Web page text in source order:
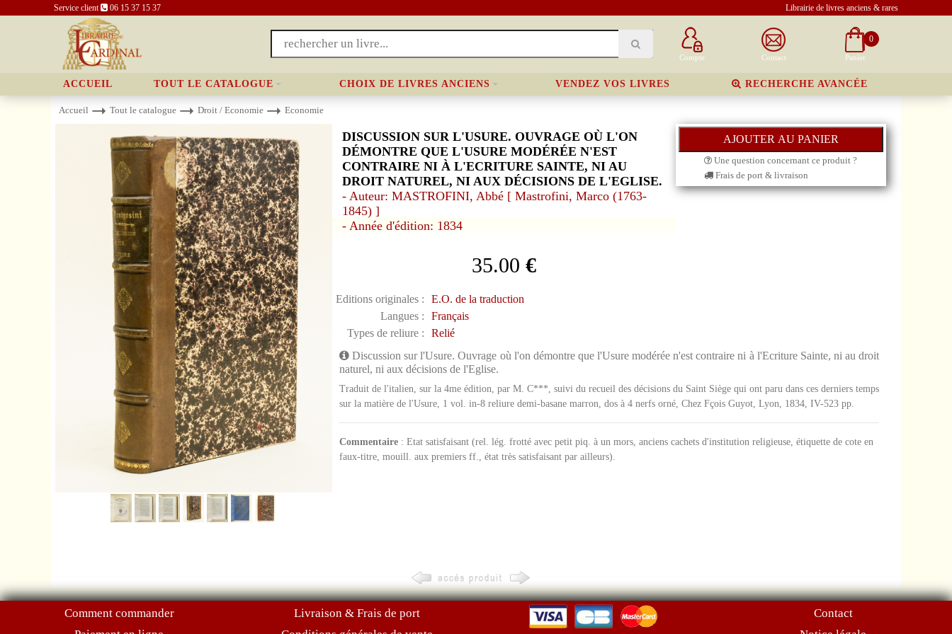
Service client 06 15 37 15 37 Librairie de livres anciens & rares
Compte Contact
0
Panier
ACCUEIL TOUT LE CATALOGUE CHOIX DE LIVRES ANCIENS VENDEZ VOS LIVRES RECHERCHE AVANCÉE
Accueil Tout le catalogue Droit / Economie Economie
DISCUSSION SUR L'USURE. OUVRAGE OÙ L'ON
DÉMONTRE QUE L'USURE MODÉRÉE N'EST
CONTRAIRE NI À L'ECRITURE SAINTE, NI AU
DROIT NATUREL, NI AUX DÉCISIONS DE L'EGLISE.
- Auteur: MASTROFINI, Abbé [ Mastrofini, Marco (1763-
1845) ]
- Année d'édition: 1834
35.00 €
Editions originales :
E.O. de la traduction
Langues :
Français
Types de reliure :
Relié
Une question concernant ce produit ?
Frais de port & livraison
Discussion sur l'Usure. Ouvrage où l'on démontre que l'Usure modérée n'est contraire ni à l'Ecriture Sainte, ni au droit
naturel, ni aux décisions de l'Eglise.
Traduit de l'italien, sur la 4me édition, par M. C***, suivi du recueil des décisions du Saint Siège qui ont paru dans ces derniers temps
sur la matière de l'Usure, 1 vol. in-8 reliure demi-basane marron, dos à 4 nerfs orné, Chez Fçois Guyot, Lyon, 1834, IV-523 pp.
Commentaire: Etat satisfaisant (rel. lég. frotté avec petit piq. à un mors, anciens cachets d'institution religieuse, étiquette de cote en
faux-titre, mouill. aux premiers ff., état très satisfaisant par ailleurs).
Comment commander
Livraison & Frais de port
Contact